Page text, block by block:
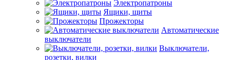
Электропатроны
Ящики, щиты
Прожекторы
Автоматические
выключатели
Выключатели,
розетки, вилки